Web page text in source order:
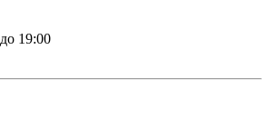
19:00